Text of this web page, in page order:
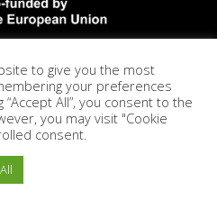
to give you the most
your preferences
All”, you consent to the
you may visit "Cookie
consent.